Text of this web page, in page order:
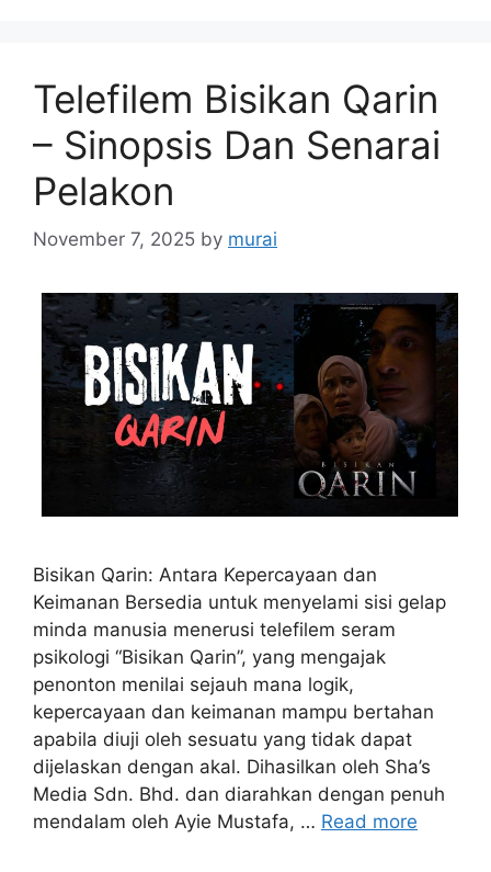
Telefilem Bisikan Qarin
– Sinopsis Dan Senarai
Pelakon
November 7, 2025 by murai
Bisikan Qarin: Antara Kepercayaan dan
Keimanan Bersedia untuk menyelami sisi gelap
minda manusia menerusi telefilem seram
psikologi “Bisikan Qarin”, yang mengajak
penonton menilai sejauh mana logik,
kepercayaan dan keimanan mampu bertahan
apabila diuji oleh sesuatu yang tidak dapat
dijelaskan dengan akal. Dihasilkan oleh Sha’s
Media Sdn. Bhd. dan diarahkan dengan penuh
mendalam oleh Ayie Mustafa, … Read more